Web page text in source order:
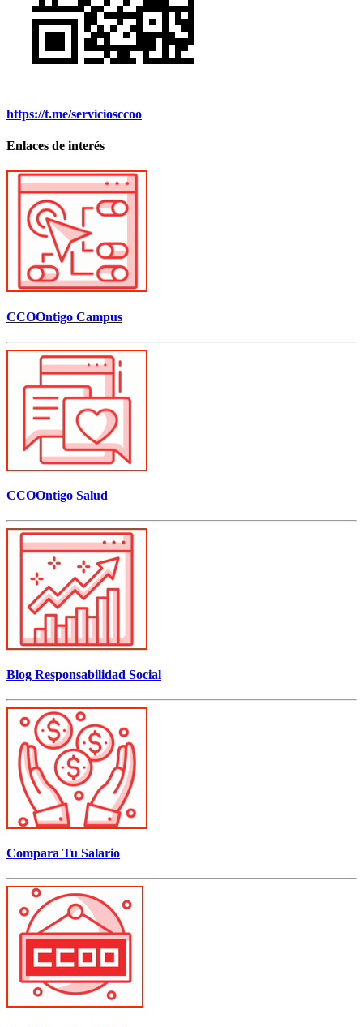
https://t.me/serviciosccoo
Enlaces de interés
CCOOntigo Campus
CCOOntigo Salud
Blog Responsabilidad Social
Compara Tu Salario